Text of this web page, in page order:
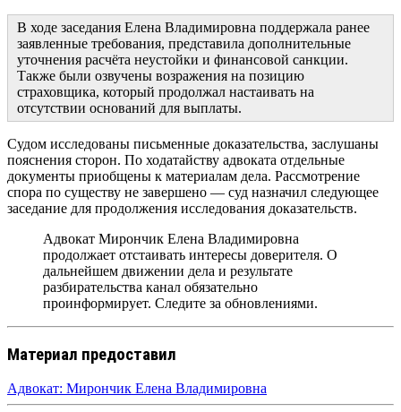
В ходе заседания Елена Владимировна поддержала ранее
заявленные требования, представила дополнительные
уточнения расчёта неустойки и финансовой санкции.
Также были озвучены возражения на позицию
страховщика, который продолжал настаивать на
отсутствии оснований для выплаты.
Судом исследованы письменные доказательства, заслушаны
пояснения сторон. По ходатайству адвоката отдельные
документы приобщены к материалам дела. Рассмотрение
спора по существу не завершено — суд назначил следующее
заседание для продолжения исследования доказательств.
Адвокат Мирончик Елена Владимировна
продолжает отстаивать интересы доверителя. О
дальнейшем движении дела и результате
разбирательства канал обязательно
проинформирует. Следите за обновлениями.
Материал предоставил
Адвокат: Мирончик Елена Владимировна